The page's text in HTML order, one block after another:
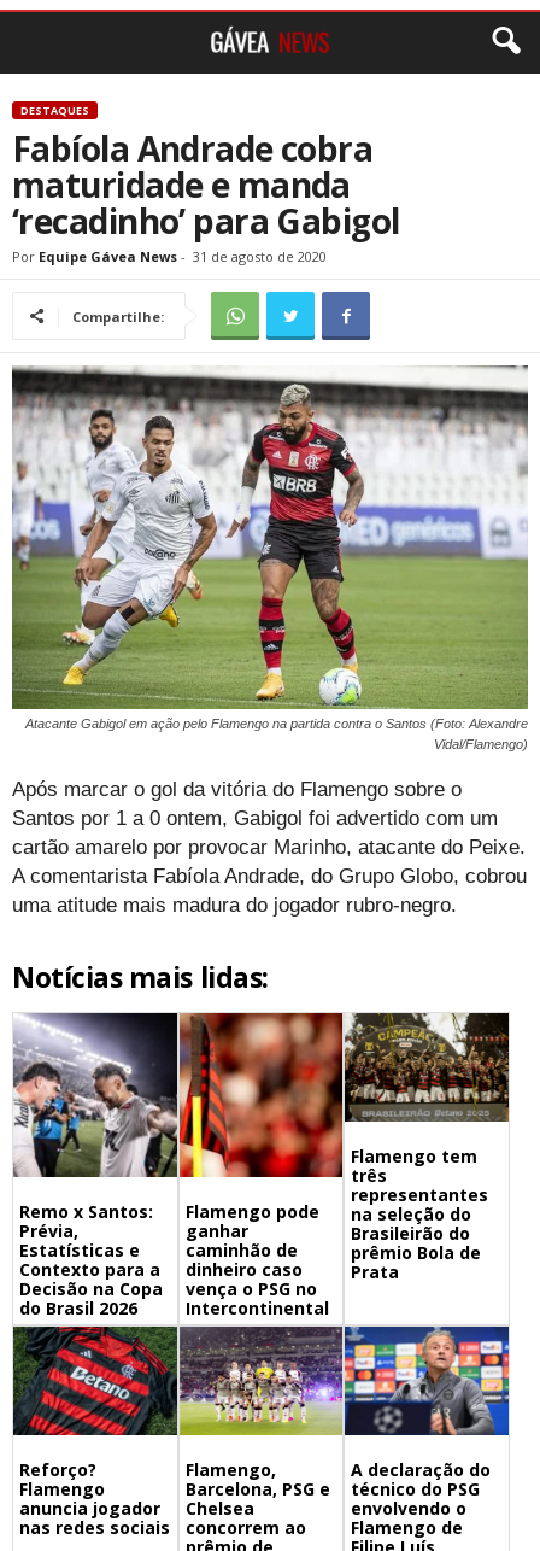
DESTAQUES
Fabíola Andrade cobra
maturidade e manda
‘recadinho’ para Gabigol
Por Equipe Gávea News - 31 de agosto de 2020
Compartilhe:
Atacante Gabigol em ação pelo Flamengo na partida contra o Santos (Foto: Alexandre
Vidal/Flamengo)
Após marcar o gol da vitória do Flamengo sobre o
Santos por 1 a 0 ontem, Gabigol foi advertido com um
cartão amarelo por provocar Marinho, atacante do Peixe.
A comentarista Fabíola Andrade, do Grupo Globo, cobrou
uma atitude mais madura do jogador rubro-negro.
Notícias mais lidas:
Remo x Santos:
Prévia,
Estatísticas e
Contexto para a
Decisão na Copa
do Brasil 2026
Flamengo pode
ganhar
caminhão de
dinheiro caso
vença o PSG no
Intercontinental
Flamengo tem
três
representantes
na seleção do
Brasileirão do
prêmio Bola de
Prata
Reforço?
Flamengo
anuncia jogador
nas redes sociais
Flamengo,
Barcelona, PSG e
Chelsea
concorrem ao
A declaração do
técnico do PSG
envolvendo o
Flamengo de